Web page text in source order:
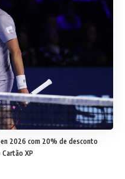
2026 com 20% de desconto
XP